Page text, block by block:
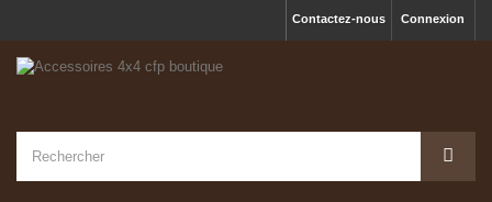
Connexion
Contactez-nous